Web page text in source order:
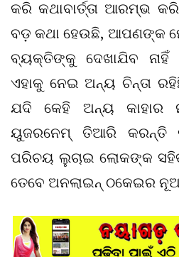
କରି କଥାବାର୍ତ୍ତା ଆରମ୍ଭ
ବଡ଼ କଥା ହେଉଛି, ଆପଣଙ୍କ
ବ୍ୟକ୍ତିଙ୍କୁ ଦେଖାଯିବ ନାହିଁ
ଏହାକୁ ନେଇ ଅନ୍ୟ ଚିନ୍ତା
ଯଦି କେହି ଅନ୍ୟ କାହାର
ୟୁଜରନେମ୍ ତିଆରି କରନ୍ତି
ପରିଚୟ ଲୁଚାଇ ଲୋକଙ୍କ
ତେବେ ଅନଲାଇନ୍ ଠକେଇର